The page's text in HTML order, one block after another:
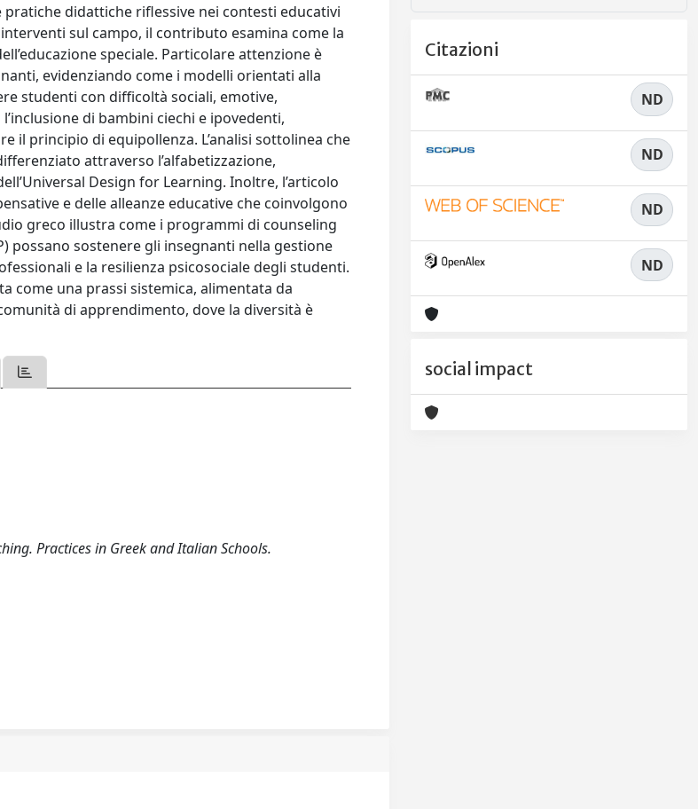
pratiche didattiche riflessive nei contesti educativi
sul campo, il contributo esamina come la
speciale. Particolare attenzione è
evidenziando come i modelli orientati alla
studenti con difficoltà sociali, emotive,
di bambini ciechi e ipovedenti,
il principio di equipollenza. L’analisi sottolinea che
attraverso l’alfabetizzazione,
Design for Learning. Inoltre, l’articolo
e delle alleanze educative che coinvolgono
greco illustra come i programmi di counseling
possano sostenere gli insegnanti nella gestione
e la resilienza psicosociale degli studenti.
come una prassi sistemica, alimentata da
di apprendimento, dove la diversità è
Practices in Greek and Italian Schools.
Citazioni
ND
ND
ND
ND
social impact